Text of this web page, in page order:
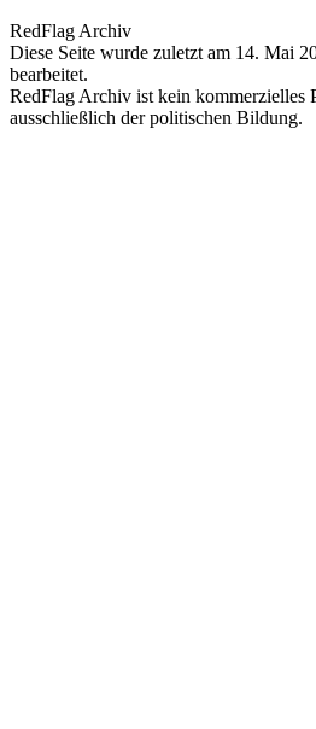
RedFlag Archiv
Diese Seite wurde zuletzt am 14. Mai
bearbeitet.
RedFlag Archiv ist kein kommerzielles
ausschließlich der politischen Bildung.